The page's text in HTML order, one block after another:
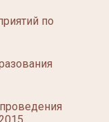
по